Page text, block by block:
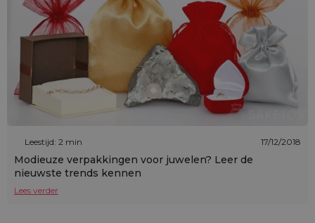
Leestijd: 2 min 17/12/2018
Modieuze verpakkingen voor juwelen? Leer de
nieuwste trends kennen
Lees verder